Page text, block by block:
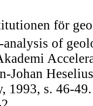
för
of
Johan
1993, s. 46-